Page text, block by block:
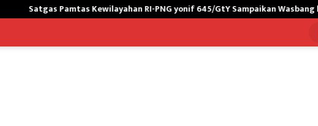
Pamtas Kewilayahan RI-PNG yonif 645/GtY Sampaikan Wasbang kepada